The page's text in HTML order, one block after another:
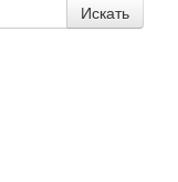
Искать